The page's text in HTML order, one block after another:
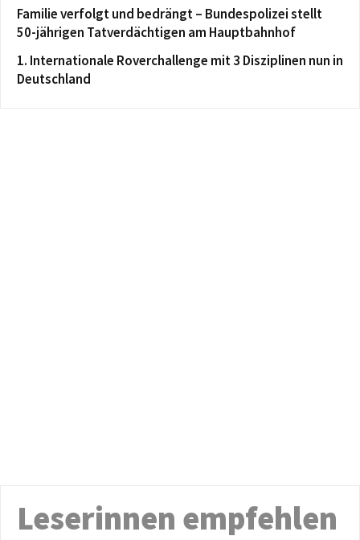
Familie verfolgt und bedrängt – Bundespolizei stellt
50-jährigen Tatverdächtigen am Hauptbahnhof
1. Internationale Roverchallenge mit 3 Disziplinen nun in
Deutschland
Leserinnen empfehlen